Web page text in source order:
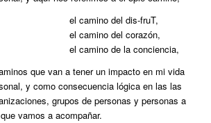
el camino del dis-fruT,
el camino del corazón,
el camino de la conciencia,
que van a tener un impacto en mi vida
y como consecuencia lógica en las las
grupos de personas y personas a
vamos a acompañar.